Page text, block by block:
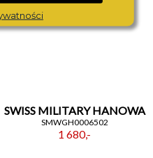
SWISS MILITARY HANOWA
SMWGH0006502
1 680,-